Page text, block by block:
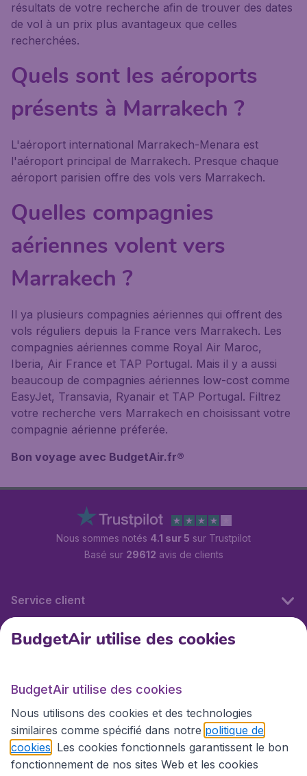
résultats de votre recherche afin de trouver des dates
de vol à un prix plus avantageux que celles
recherchées.
Quels sont les aéroports
présents à Marrakech ?
L'aéroport international Marrakech-Menara est
l'aéroport principal de Marrakech. Presque chaque
aéroport parisien offre des vols vers Marrakech.
Quelles compagnies
aériennes volent vers
Marrakech ?
Il ya plusieurs compagnies aériennes qui offrent des
vols réguliers depuis la France vers Marrakech. Les
compagnies aériennes comme Royal Air Maroc,
Iberia, Air France et TAP Portugal. Mais il y a aussi
beaucoup de compagnies aériennes low-cost comme
EasyJet, Transavia, Ryanair et TAP Portugal. Filtrez
votre recherche vers Marrakech en choisissant votre
compagnie aérienne préferée.
Bon voyage avec BudgetAir.fr®
Nous sommes notés 4.1 sur 5 sur Trustpilot
Basé sur 29612 avis de clients
Service client
BudgetAir.fr
Sites internationaux
BudgetAir utilise des cookies
BudgetAir utilise des cookies
Nous utilisons des cookies et des technologies
similaires comme spécifié dans notre politique de
cookies . Les cookies fonctionnels garantissent le bon
fonctionnement de nos sites Web et les cookies